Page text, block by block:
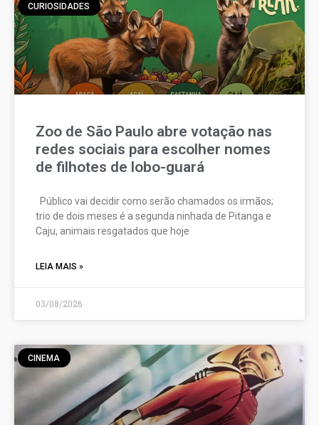
CURIOSIDADES
Zoo de São Paulo abre votação nas
redes sociais para escolher nomes
de filhotes de lobo-guará
Público vai decidir como serão chamados os irmãos;
trio de dois meses é a segunda ninhada de Pitanga e
Caju, animais resgatados que hoje
LEIA MAIS »
03/08/2026
CINEMA